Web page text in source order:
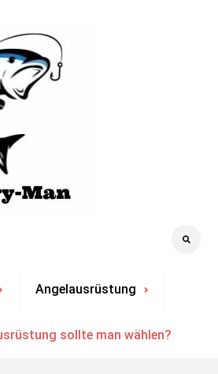
Search
Angelausrüstung
sollte man wählen?